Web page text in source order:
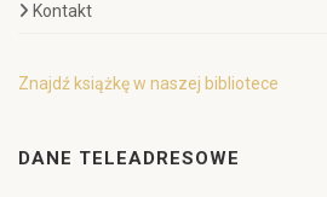
Kontakt
Znajdź książkę w naszej bibliotece
DANE TELEADRESOWE